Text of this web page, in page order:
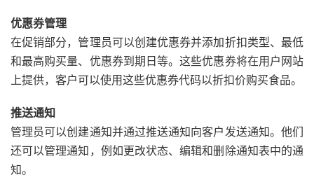
优惠券管理
在促销部分，管理员可以创建优惠券并添加折扣类型、最低
和最高购买量、优惠券到期日等。这些优惠券将在用户网站
上提供，客户可以使用这些优惠券代码以折扣价购买食品。
推送通知
管理员可以创建通知并通过推送通知向客户发送通知。他们
还可以管理通知，例如更改状态、编辑和删除通知表中的通
知。